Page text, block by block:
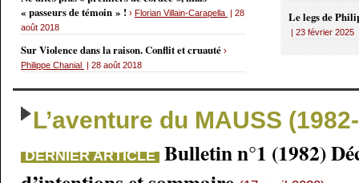
Le legs de
| 23 février 2025
« passeurs de témoin » ! › Florian Villain-Carapella | 28
août 2018
Sur Violence dans la raison. Conflit et cruauté ›
Philippe Chanial | 28 août 2018
L’aventure du MAUSS
DERNIER ARTICLE Bulletin n°1 (1982)